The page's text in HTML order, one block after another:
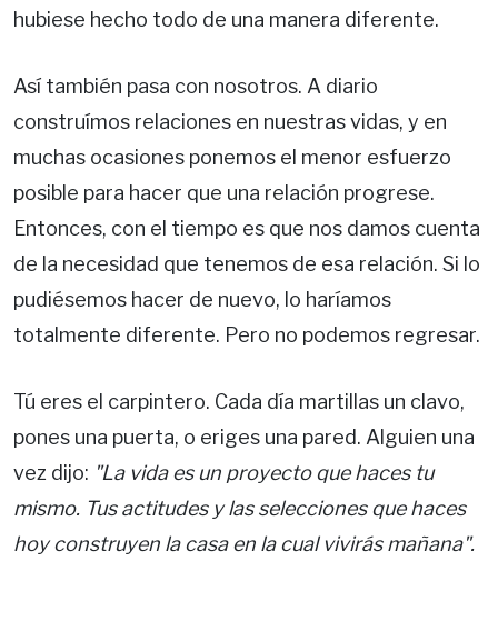
hubiese hecho todo de una manera diferente.
Así también pasa con nosotros. A diario
construímos relaciones en nuestras vidas, y en
muchas ocasiones ponemos el menor esfuerzo
posible para hacer que una relación progrese.
Entonces, con el tiempo es que nos damos cuenta
de la necesidad que tenemos de esa relación. Si lo
pudiésemos hacer de nuevo, lo haríamos
totalmente diferente. Pero no podemos regresar.
Tú eres el carpintero. Cada día martillas un clavo,
pones una puerta, o eriges una pared. Alguien una
vez dijo: "La vida es un proyecto que haces tu
mismo. Tus actitudes y las selecciones que haces
hoy construyen la casa en la cual vivirás mañana".